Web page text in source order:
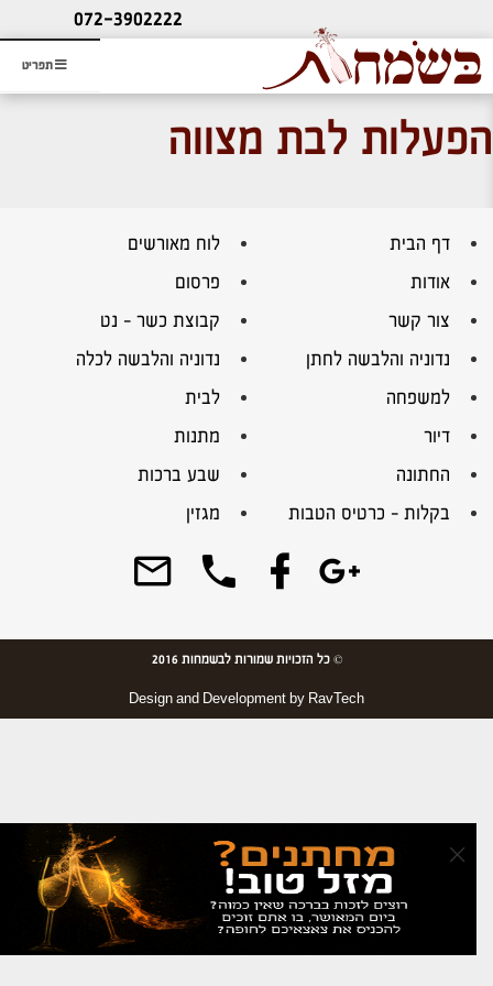
תפריט
ליעוץ חינם
והזמנת כרטיס שמחות
072-3902222
הפעלות לבת מצווה
דף הבית
לוח מאורשים
אודות
פרסום
צור קשר
קבוצת כשר – נט
נדוניה והלבשה לחתן
נדוניה והלבשה לכלה
למשפחה
לבית
דיור
מתנות
החתונה
שבע ברכות
בקלות – כרטיס הטבות
מגזין
×
© כל הזכויות שמורות לבשמחות 2016
Design and Development by RavTech